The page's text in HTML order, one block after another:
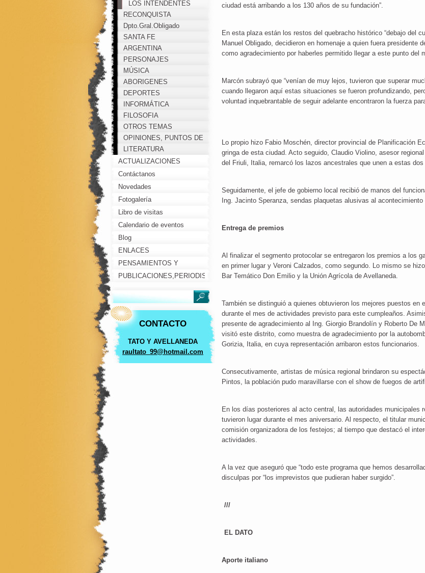
ciudad está arribando a los 130 años de su fundación”.
En esta plaza están los restos del quebracho histórico “debajo del
Manuel Obligado, decidieron en homenaje a quien fuera presidente
como agradecimiento por haberles permitido llegar a este punto del
Marcón subrayó que “venían de muy lejos, tuvieron que superar
cuando llegaron aquí estas situaciones se fueron profundizando,
voluntad inquebrantable de seguir adelante encontraron la fuerza
Lo propio hizo Fabio Moschén, director provincial de Planificación
gringa de esta ciudad. Acto seguido, Claudio Violino, asesor
del Friuli, Italia, remarcó los lazos ancestrales que unen a estas dos
Seguidamente, el jefe de gobierno local recibió de manos del
Ing. Jacinto Speranza, sendas plaquetas alusivas al
Entrega de premios
Al finalizar el segmento protocolar se entregaron los premios a los
en primer lugar y Veroni Calzados, como segundo. Lo mismo se
Bar Temático Don Emilio y la Unión Agrícola de Avellaneda.
También se distinguió a quienes obtuvieron los mejores puestos en
durante el mes de actividades previsto para este cumpleaños.
presente de agradecimiento al Ing. Giorgio Brandolín y Roberto De
visitó este distrito, como muestra de agradecimiento por la
Gorizia, Italia, en cuya representación arribaron estos funcionarios.
Consecutivamente, artistas de música regional brindaron su
Pintos, la población pudo maravillarse con el show de fuegos de
En los días posteriores al acto central, las autoridades municipales
tuvieron lugar durante el mes aniversario. Al respecto, el titular
comisión organizadora de los festejos; al tiempo que destacó el
actividades.
A la vez que aseguró que “todo este programa que hemos
disculpas por “los imprevistos que pudieran haber surgido”.
///
EL DATO
Aporte italiano
LOS INTENDENTES
MUNICIPALES
RECONQUISTA
Dpto.Gral.Obligado
SANTA FE
ARGENTINA
PERSONAJES
MÚSICA
ABORIGENES
DEPORTES
INFORMÁTICA
FILOSOFIA
OTROS TEMAS
OPINIONES, PUNTOS DE
VISTA, COMENTARIOS...
LITERATURA
ACTUALIZACIONES
Contáctanos
Novedades
Fotogalería
Libro de visitas
Calendario de eventos
Blog
ENLACES
PENSAMIENTOS Y
REFLEXIONES
PUBLICACIONES,PERIODISTAS,
CONTACTO
TATO Y AVELLANEDA
raultato _99@hotmail.com